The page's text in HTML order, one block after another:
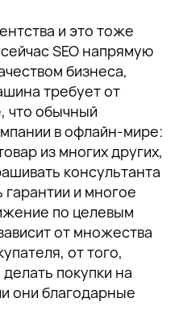
и это тоже
SEO напрямую
бизнеса,
требует от
что обычный
в офлайн-мире:
из многих других,
консультанта
и многое
по целевым
от множества
от того,
покупки на
они благодарные